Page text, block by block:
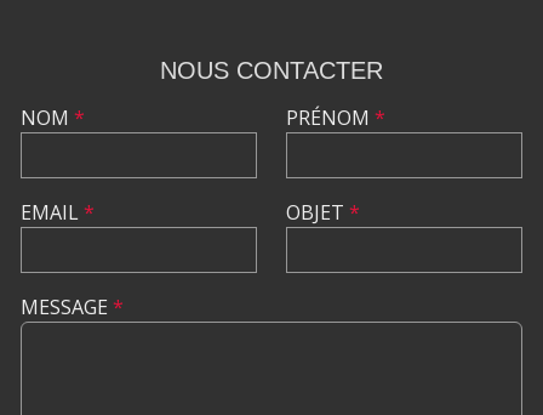
NOUS CONTACTER
NOM *
EMAIL*
PRÉNOM *
OBJET *
MESSAGE *